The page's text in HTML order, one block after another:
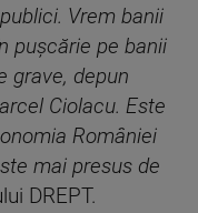
Vrem banii
pușcărie pe banii
grave, depun
Ciolacu. Este
României
mai presus de
DREPT.